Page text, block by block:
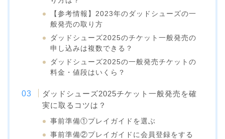
【参考情報】2023年のダッドシューズの一
般発売の取り方
ダッドシューズ2025のチケット一般発売の
申し込みは複数できる？
ダッドシューズ2025の一般発売チケットの
料金・値段はいくら？
ダッドシューズ2025チケット一般発売を確
実に取るコツは？
事前準備①プレイガイドを選ぶ
事前準備②プレイガイドに会員登録をする